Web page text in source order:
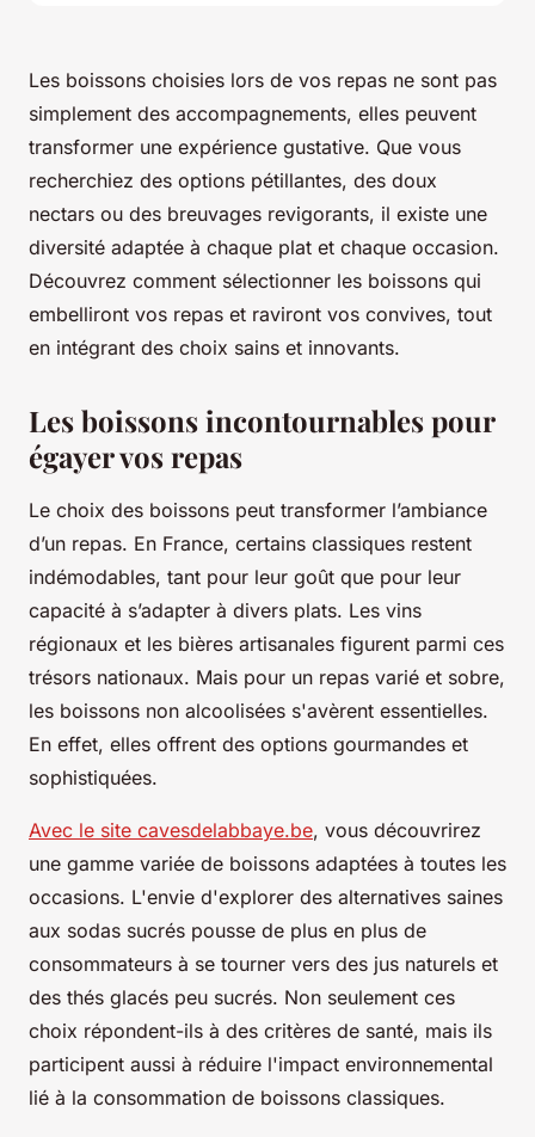
Les boissons choisies lors de vos repas ne sont pas
simplement des accompagnements, elles peuvent
transformer une expérience gustative. Que vous
recherchiez des options pétillantes, des doux
nectars ou des breuvages revigorants, il existe une
diversité adaptée à chaque plat et chaque occasion.
Découvrez comment sélectionner les boissons qui
embelliront vos repas et raviront vos convives, tout
en intégrant des choix sains et innovants.
Les boissons incontournables pour
égayer vos repas
Le choix des boissons peut transformer l’ambiance
d’un repas. En France, certains classiques restent
indémodables, tant pour leur goût que pour leur
capacité à s’adapter à divers plats. Les vins
régionaux et les bières artisanales figurent parmi ces
trésors nationaux. Mais pour un repas varié et sobre,
les boissons non alcoolisées s'avèrent essentielles.
En effet, elles offrent des options gourmandes et
sophistiquées.
Avec le site cavesdelabbaye.be, vous découvrirez
une gamme variée de boissons adaptées à toutes les
occasions. L'envie d'explorer des alternatives saines
aux sodas sucrés pousse de plus en plus de
consommateurs à se tourner vers des jus naturels et
des thés glacés peu sucrés. Non seulement ces
choix répondent-ils à des critères de santé, mais ils
participent aussi à réduire l'impact environnemental
lié à la consommation de boissons classiques.